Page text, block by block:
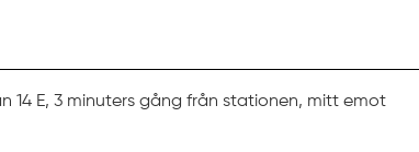
14 E, 3 minuters gång från stationen, mitt emot